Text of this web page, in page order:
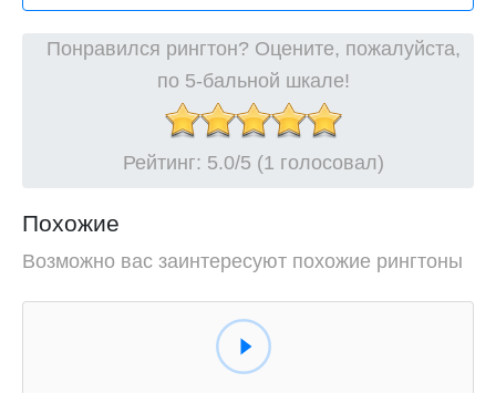
Понравился рингтон? Оцените, пожалуйста,
по 5-бальной шкале!
Рейтинг: 5.0/5 (1 голосовал)
Похожие
Возможно вас заинтересуют похожие рингтоны